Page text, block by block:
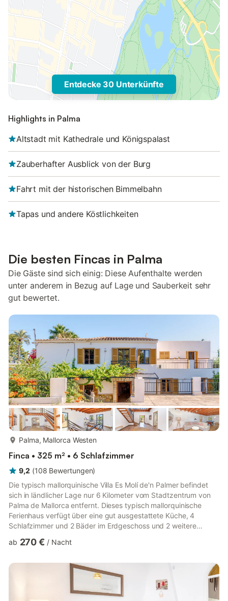
Entdecke 30 Unterkünfte
Highlights in Palma
Altstadt mit Kathedrale und Königspalast
Zauberhafter Ausblick von der Burg
Fahrt mit der historischen Bimmelbahn
Tapas und andere Köstlichkeiten
Die besten Fincas in Palma
Die Gäste sind sich einig: Diese Aufenthalte werden
unter anderem in Bezug auf Lage und Sauberkeit sehr
gut bewertet.
Palma, Mallorca Westen
Finca • 325 m² • 6 Schlafzimmer
9,2 (108 Bewertungen)
Die typisch mallorquinische Villa Es Molí de'n Palmer befindet
sich in ländlicher Lage nur 6 Kilometer vom Stadtzentrum von
Palma de Mallorca entfernt. Dieses typisch mallorquinische
Ferienhaus verfügt über eine gut ausgestattete Küche, 4
Schlafzimmer und 2 Bäder im Erdgeschoss und 2 weitere
Satellitenfernsehen und Billardtisch im ersten Stock. Die Villa
Erwachsene + 2 Kinder beherbergen. Zur Ausstattung der
Finca, die sich perfekt für Familien oder Gruppen eignet,
gehören auch WLAN, Klimaanlag...
ab 270 € / Nacht